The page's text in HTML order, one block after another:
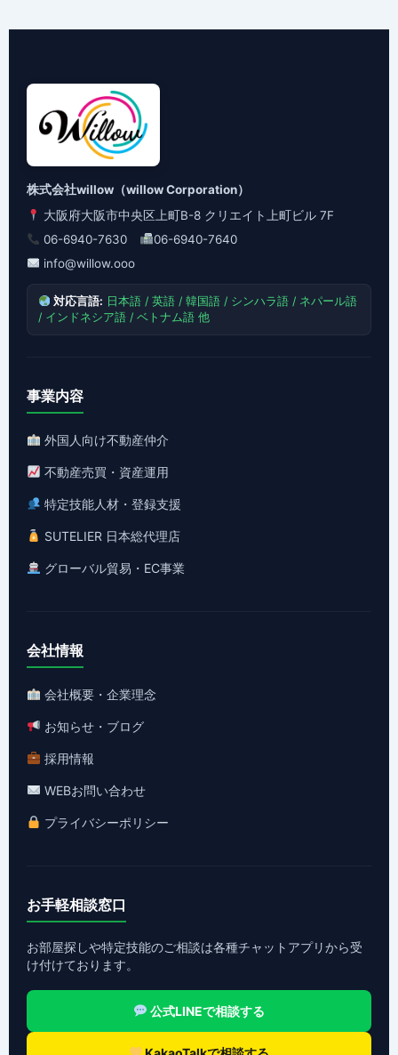
株式会社willow（willow Corporation）
大阪府大阪市中央区上町B-8 クリエイト上町ビル 7F
06-6940-7630
06-6940-7640
info@willow.ooo
対応言語: 日本語 / 英語 / 韓国語 / シンハラ語 / ネパール語
/ インドネシア語 / ベトナム語 他
事業内容
外国人向け不動産仲介
不動産売買・資産運用
特定技能人材・登録支援
SUTELIER 日本総代理店
グローバル貿易・EC事業
会社情報
会社概要・企業理念
お知らせ・ブログ
採用情報
WEBお問い合わせ
プライバシーポリシー
お手軽相談窓口
お部屋探しや特定技能のご相談は各種チャットアプリから受
け付けております。
公式LINEで相談する